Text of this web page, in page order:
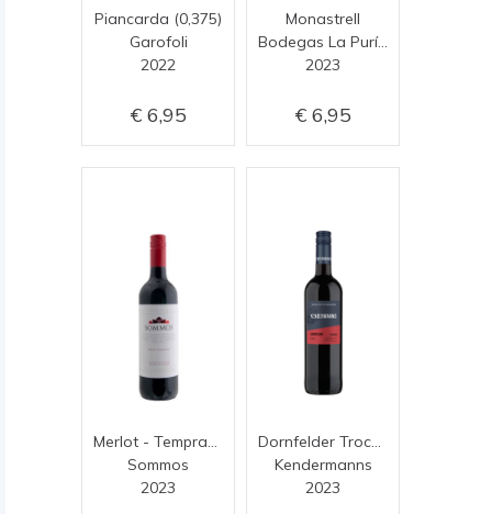
Piancarda (0,375)
Garofoli
2022
6,95
Monastrell
Bodegas La Purísima
2023
6,95
Merlot - Tempranillo
Sommos
2023
Dornfelder Trocken
Kendermanns
2023